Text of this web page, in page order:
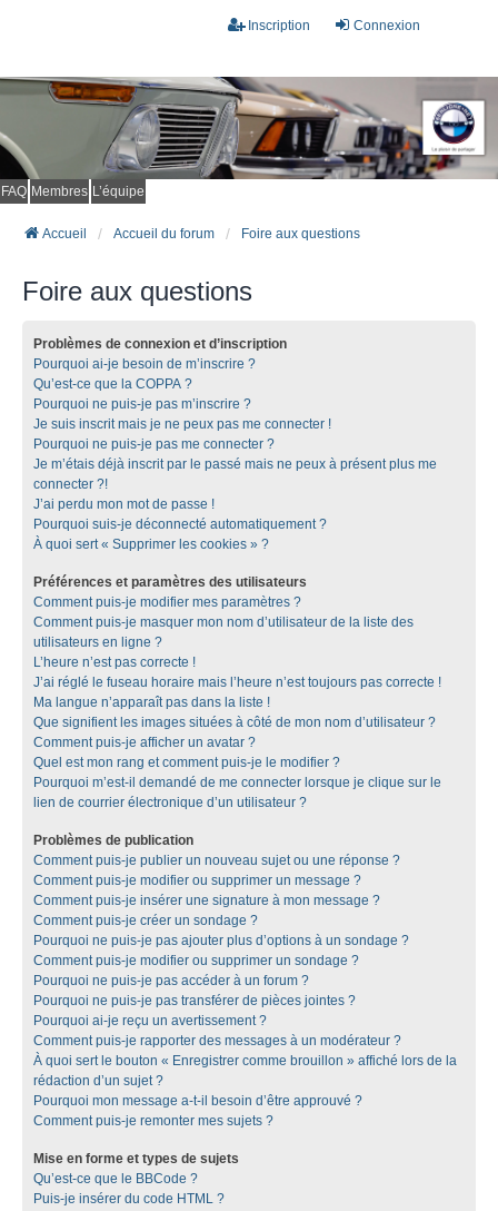
Connexion
Inscription
FAQ Membres L’équipe
Accueil Accueil du forum Foire aux questions
Foire aux questions
Problèmes de connexion et d’inscription
Pourquoi ai-je besoin de m’inscrire ?
Qu’est-ce que la COPPA ?
Pourquoi ne puis-je pas m’inscrire ?
Je suis inscrit mais je ne peux pas me connecter !
Pourquoi ne puis-je pas me connecter ?
Je m’étais déjà inscrit par le passé mais ne peux à présent plus me
connecter ?!
J’ai perdu mon mot de passe !
Pourquoi suis-je déconnecté automatiquement ?
À quoi sert « Supprimer les cookies » ?
Préférences et paramètres des utilisateurs
Comment puis-je modifier mes paramètres ?
Comment puis-je masquer mon nom d’utilisateur de la liste des
utilisateurs en ligne ?
L’heure n’est pas correcte !
J’ai réglé le fuseau horaire mais l’heure n’est toujours pas correcte !
Ma langue n’apparaît pas dans la liste !
Que signifient les images situées à côté de mon nom d’utilisateur ?
Comment puis-je afficher un avatar ?
Quel est mon rang et comment puis-je le modifier ?
Pourquoi m’est-il demandé de me connecter lorsque je clique sur le
lien de courrier électronique d’un utilisateur ?
Problèmes de publication
Comment puis-je publier un nouveau sujet ou une réponse ?
Comment puis-je modifier ou supprimer un message ?
Comment puis-je insérer une signature à mon message ?
Comment puis-je créer un sondage ?
Pourquoi ne puis-je pas ajouter plus d’options à un sondage ?
Comment puis-je modifier ou supprimer un sondage ?
Pourquoi ne puis-je pas accéder à un forum ?
Pourquoi ne puis-je pas transférer de pièces jointes ?
Pourquoi ai-je reçu un avertissement ?
Comment puis-je rapporter des messages à un modérateur ?
À quoi sert le bouton « Enregistrer comme brouillon » affiché lors de la
rédaction d’un sujet ?
Pourquoi mon message a-t-il besoin d’être approuvé ?
Comment puis-je remonter mes sujets ?
Mise en forme et types de sujets
Qu’est-ce que le BBCode ?
Puis-je insérer du code HTML ?